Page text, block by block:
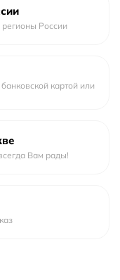
России
картой или
Вам рады!